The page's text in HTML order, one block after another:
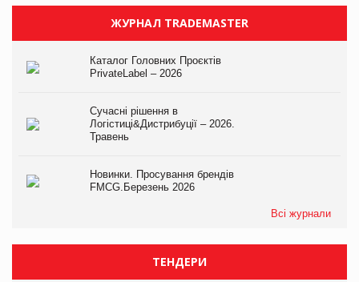
ЖУРНАЛ TRADEMASTER
Каталог Головних Проєктів
PrivateLabel – 2026
Сучасні рішення в
Логістиці&Дистрибуції – 2026.
Травень
Новинки. Просування брендів
FMCG.Березень 2026
Всі журнали
ТЕНДЕРИ